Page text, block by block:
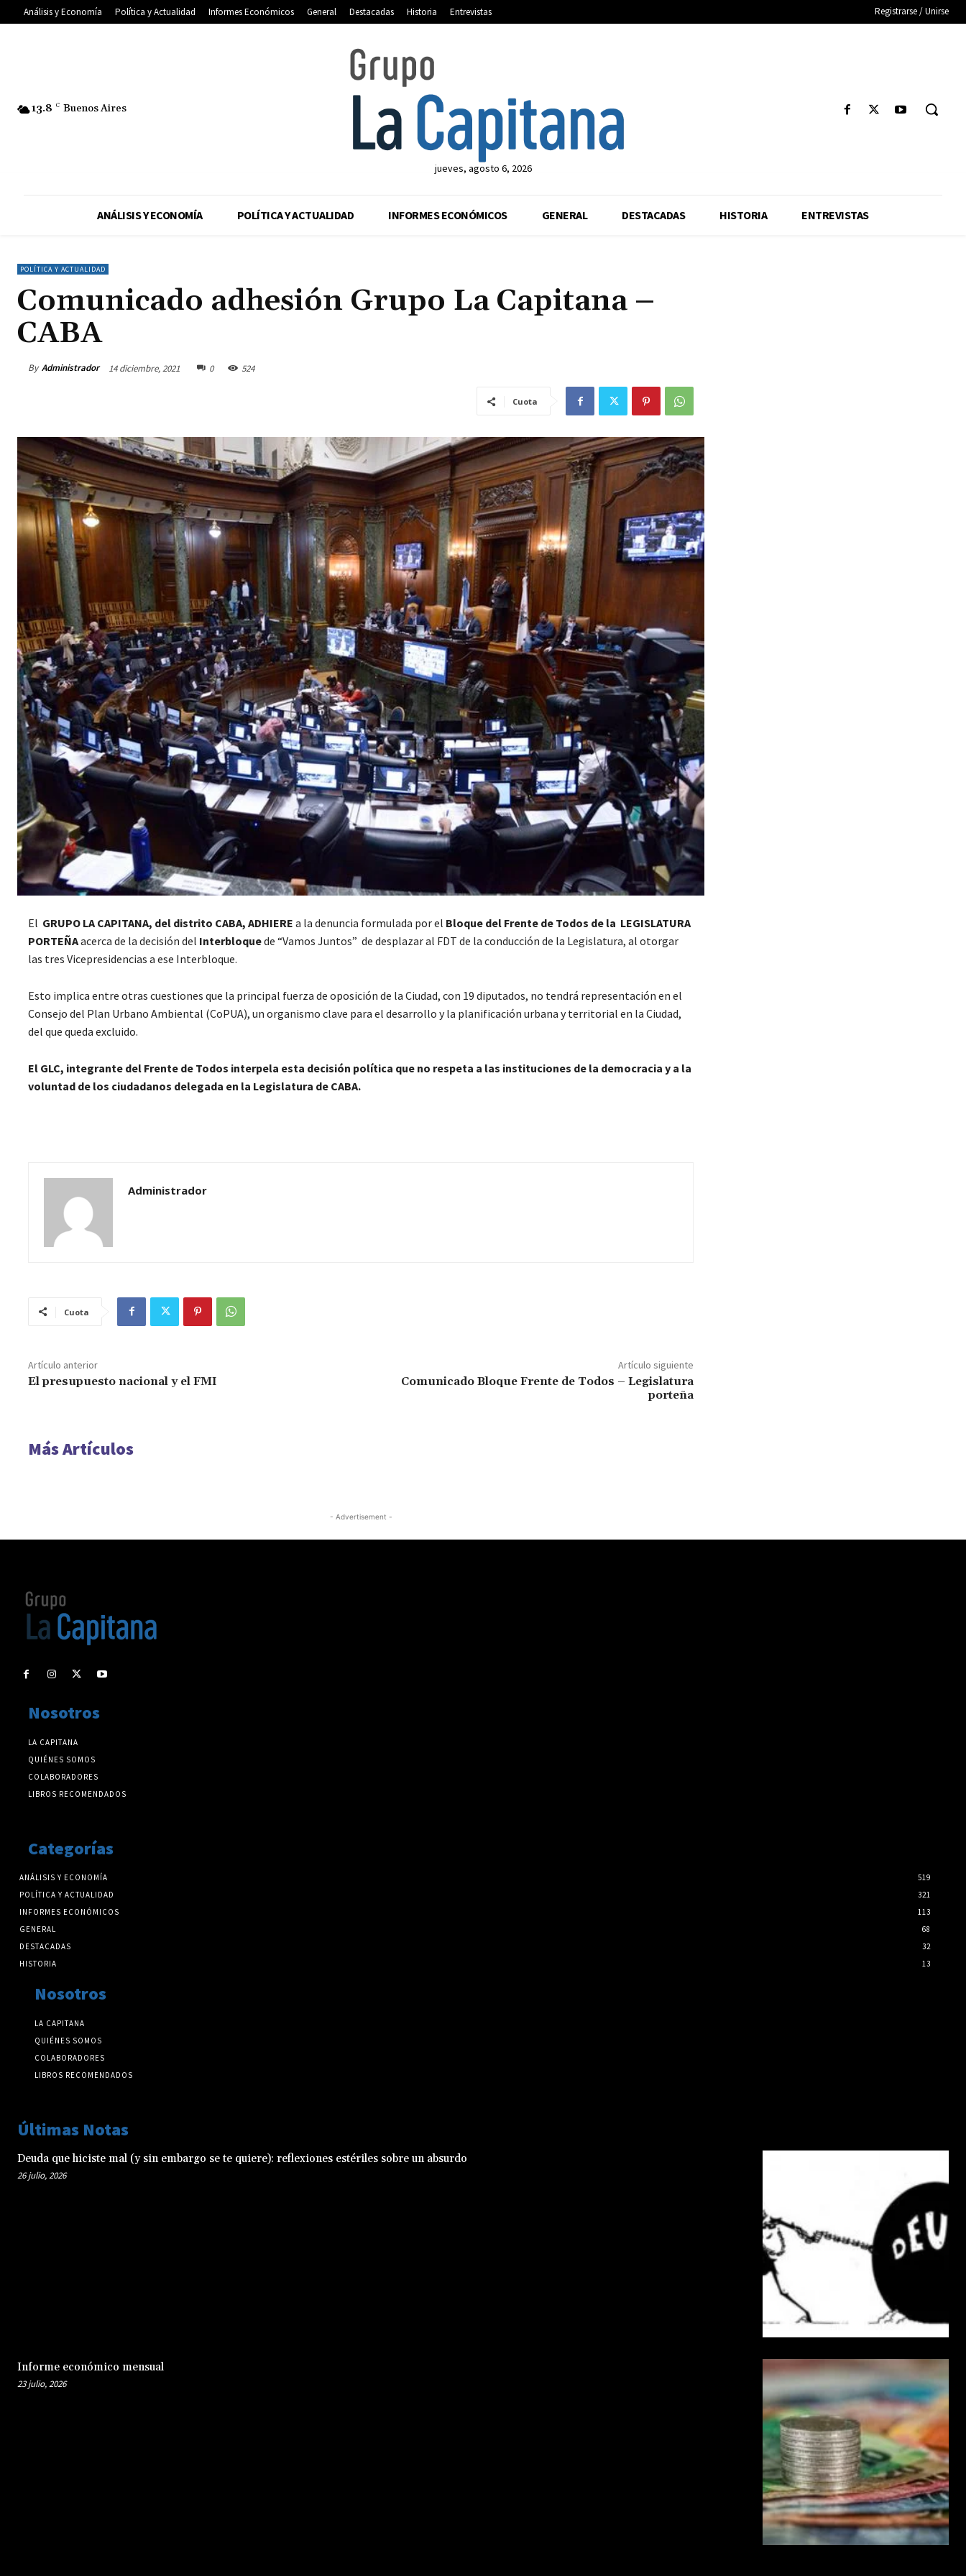
Análisis y Economía Política y Actualidad Informes Económicos General Destacadas Historia Entrevistas Registrarse / Unirse
13.8 C Buenos Aires
jueves, agosto 6, 2026
ANÁLISIS Y ECONOMÍA POLÍTICA Y ACTUALIDAD INFORMES ECONÓMICOS GENERAL DESTACADAS HISTORIA ENTREVISTAS
POLÍTICA Y ACTUALIDAD
Comunicado adhesión Grupo La Capitana –
CABA
By Administrador 14 diciembre, 2021 0 524
Cuota
El GRUPO LA CAPITANA, del distrito CABA, ADHIERE a la denuncia formulada por el Bloque del Frente de Todos de la LEGISLATURA
PORTEÑAacerca de la decisión del Interbloquede “Vamos Juntos” de desplazar al FDT de la conducción de la Legislatura, al otorgar
las tres Vicepresidencias a ese Interbloque.
Esto implica entre otras cuestiones que la principal fuerza de oposición de la Ciudad, con 19 diputados, no tendrá representación en el
Consejo del Plan Urbano Ambiental (CoPUA), un organismo clave para el desarrollo y la planificación urbana y territorial en la Ciudad,
del que queda excluido.
El GLC, integrante del Frente de Todos interpela esta decisión política que no respeta a las instituciones de la democracia y a la
voluntad de los ciudadanos delegada en la Legislatura de CABA.
Administrador
Cuota
Artículo anterior
El presupuesto nacional y el FMI
Artículo siguiente
Comunicado Bloque Frente de Todos – Legislatura
porteña
Más Artículos
- Advertisement -
Nosotros
LA CAPITANA
QUIÉNES SOMOS
COLABORADORES
LIBROS RECOMENDADOS
Categorías
ANÁLISIS Y ECONOMÍA
519
POLÍTICA Y ACTUALIDAD
321
INFORMES ECONÓMICOS
113
GENERAL
68
DESTACADAS
32
HISTORIA
13
Nosotros
LA CAPITANA
QUIÉNES SOMOS
COLABORADORES
LIBROS RECOMENDADOS
Últimas Notas
Deuda que hiciste mal (y sin embargo se te quiere): reflexiones estériles sobre un absurdo
26 julio, 2026
Informe económico mensual
23 julio, 2026